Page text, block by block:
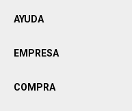
AYUDA
EMPRESA
COMPRA